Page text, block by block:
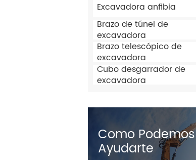
Excavadora anfibia
Brazo de túnel de
excavadora
Brazo telescópico de
excavadora
Cubo desgarrador de
excavadora
Como Podemos
Ayudarte